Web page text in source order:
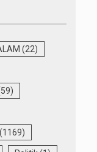
(22)
(1169)